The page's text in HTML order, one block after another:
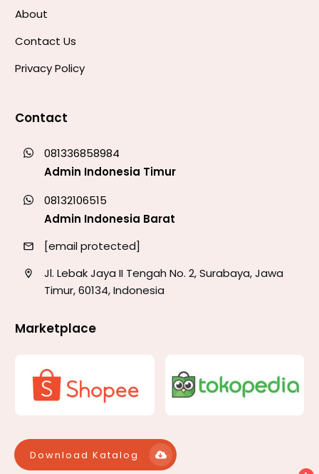
About
Contact Us
Privacy Policy
Contact
081336858984
Admin Indonesia Timur
08132106515
Admin Indonesia Barat
[email protected]
Jl. Lebak Jaya II Tengah No. 2, Surabaya, Jawa
Timur, 60134, Indonesia
Marketplace
Download Katalog